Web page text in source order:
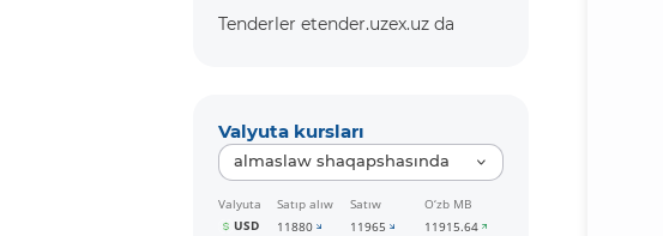
Tenderler etender.uzex.uz da
Valyuta kursları
almaslaw shaqapshasında
Valyuta Satıp alıw Satıw
O‘zb MB
USD
11880 11965
11915.64